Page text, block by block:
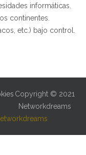
informáticas.
continentes.
etc.) bajo control.
Copyright © 2021
Networkdreams